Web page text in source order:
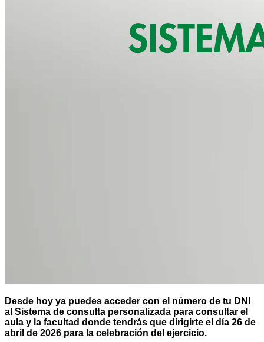
Desde hoy ya puedes acceder con el número de tu DNI
al Sistema de consulta personalizada para consultar el
aula y la facultad donde tendrás que dirigirte el día 26 de
abril de 2026 para la celebración del ejercicio.